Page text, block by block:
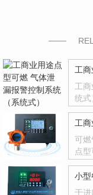
工
统式
可燃
点
小型
于进